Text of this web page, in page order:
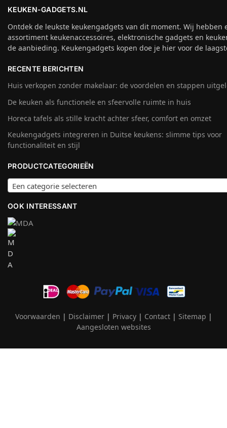
KEUKEN-GADGETS.NL
Ontdek de leukste keukengadgets van dit moment. Wij hebben
assortiment keukenaccessoires, elektronische gadgets en
de aanbieding. Keukengadgets kopen doe je hier voor de
RECENTE BERICHTEN
Huis verkopen zonder makelaar: de voordelen en stappen
De keuken als functionele en sfeervolle ruimte in huis
Horeca tafels als stille kracht achter sfeer, comfort en omzet
Keukengadgets integreren in Duitse keukens: slimme tips voor
functionaliteit en stijl
PRODUCTCATEGORIEËN
Een categorie selecteren
OOK INTERESSANT
Voorwaarden | Disclaimer| Privacy| Contact| Sitemap |
Aangesloten websites